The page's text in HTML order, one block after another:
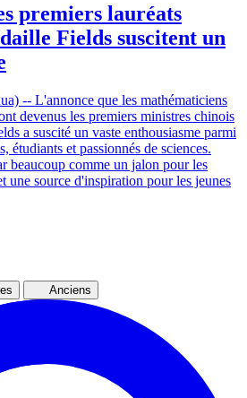
premiers lauréats
Fields suscitent un
-- L'annonce que les mathématiciens
devenus les premiers ministres chinois
a suscité un vaste enthousiasme parmi
étudiants et passionnés de sciences.
beaucoup comme un jalon pour les
une source d'inspiration pour les jeunes
Anciens